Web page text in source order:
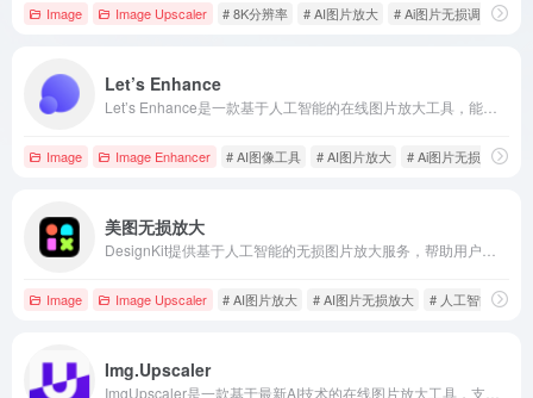
Image Image Upscaler # 8K分辨率 # AI图片放大 # Ai图片无损调整
Let’s Enhance
Image Image Enhancer # AI图像工具 # AI图片放大 # Ai图片无损调整
美图无损放大
Image Image Upscaler # AI图片放大 # AI图片无损放大 # 人工智能
Img.Upscaler